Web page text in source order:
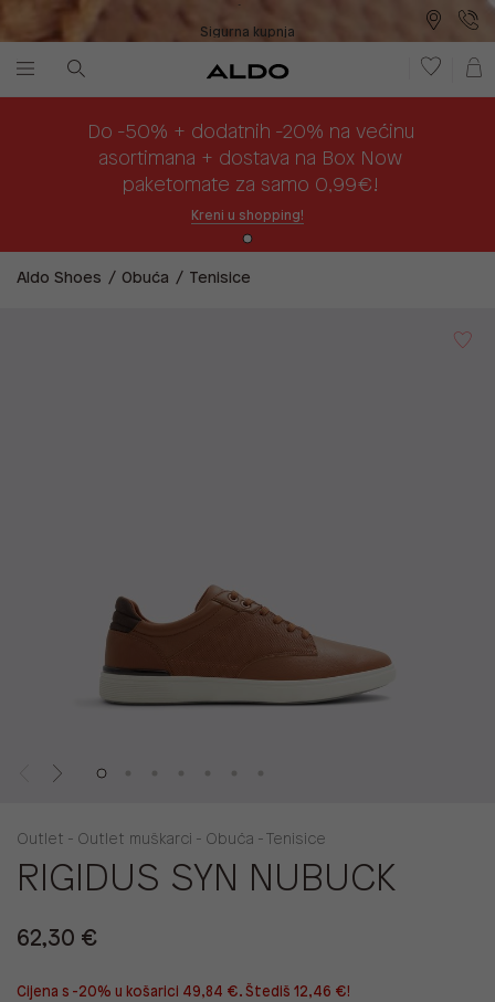
Do -50% + dodatnih -20% na većinu
asortimana + dostava na Box Now
paketomate za samo 0,99€!
Kreni u shopping!
Aldo Shoes Obuća Tenisice
Outlet - Outlet muškarci - Obuća - Tenisice
RIGIDUS SYN NUBUCK
62,30 €
Cijena s -20% u košarici 49,84 €. Štediš 12,46 €!